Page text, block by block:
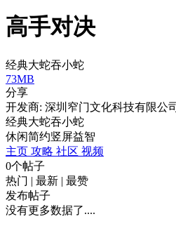
高手对决
经典大蛇吞小蛇
73MB
分享
开发商: 深圳窄门文化科技有限公司
经典大蛇吞小蛇
休闲简约竖屏益智
主页 攻略 社区 视频
0个帖子
热门 | 最新 | 最赞
发布帖子
没有更多数据了....